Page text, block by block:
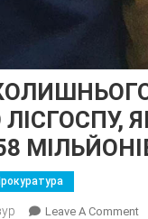
Leave A CommentOn